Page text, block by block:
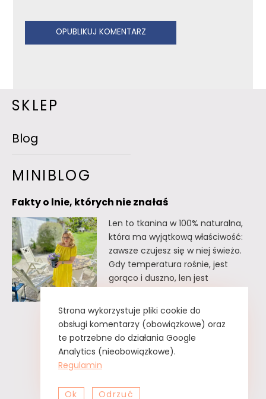
SKLEP
Blog
MINIBLOG
Fakty o lnie, których nie znałaś
Len to tkanina w 100% naturalna,
która ma wyjątkową właściwość:
zawsze czujesz się w niej świeżo.
Gdy temperatura rośnie, jest
gorąco i duszno, len jest
faktów o lnie, których
prawdopodobnie nie znałaś. Fakty
o lnie, których nie znałaś Lnu nie
trzeba prasować. Wystarczy tzw.
Czytaj dalej
Strona wykorzystuje pliki cookie do
obsługi komentarzy (obowiązkowe) oraz
te potrzebne do działania Google
Analytics (nieobowiązkowe).
Regulamin
Ok Odrzuć